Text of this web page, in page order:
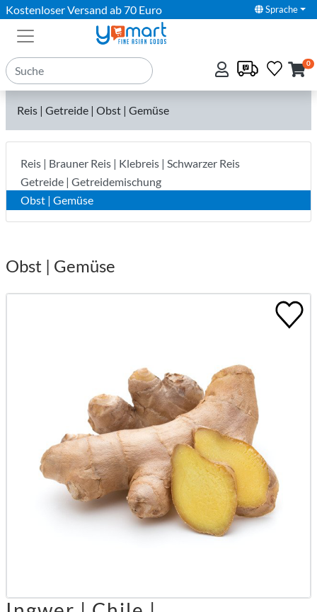
Kostenloser Versand ab 70 Euro Sprache
0
Reis | Getreide | Obst | Gemüse
Reis | Brauner Reis | Klebreis | Schwarzer Reis
Getreide | Getreidemischung
Obst | Gemüse
Obst | Gemüse